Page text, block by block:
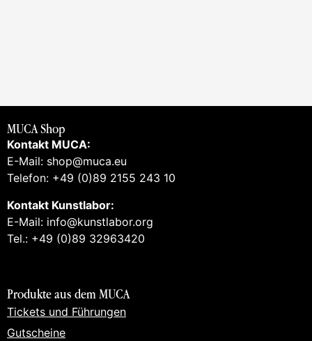
MUCA Shop
Kontakt MUCA:
E-Mail: shop@muca.eu
Telefon: +49 (0)89 2155 243 10
Kontakt Kunstlabor:
E-Mail: info@kunstlabor.org
Tel.: +49 (0)89 32963420
Produkte aus dem MUCA
Tickets und Führungen
Gutscheine